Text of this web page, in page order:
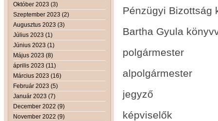
Október 2023 (3)
Szeptember 2023 (2)
Augusztus 2023 (3)
Július 2023 (1)
Június 2023 (1)
Május 2023 (8)
április 2023 (11)
Március 2023 (16)
Február 2023 (5)
Január 2023 (7)
December 2022 (9)
November 2022 (9)
Pénzügyi Bizottság
Bartha Gyula
polgármester
alpolgármester
jegyző
képviselők